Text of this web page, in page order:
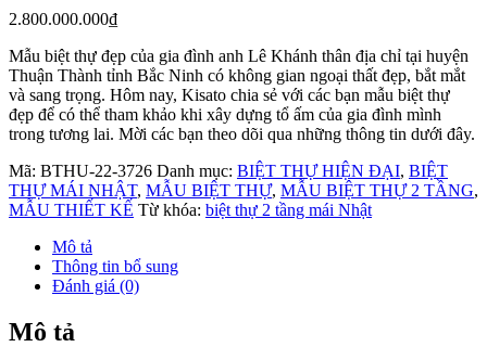
2.800.000.000₫
Mẫu biệt thự đẹp của gia đình anh Lê Khánh thân địa chỉ tại huyện
Thuận Thành tỉnh Bắc Ninh có không gian ngoại thất đẹp, bắt mắt
và sang trọng. Hôm nay, Kisato chia sẻ với các bạn mẫu biệt thự
đẹp để có thể tham khảo khi xây dựng tổ ấm của gia đình mình
trong tương lai. Mời các bạn theo dõi qua những thông tin dưới đây.
Mã: BTHU-22-3726 Danh mục: BIỆT THỰ HIỆN ĐẠI, BIỆT
THỰ MÁI NHẬT, MẪU BIỆT THỰ, MẪU BIỆT THỰ 2 TẦNG,
MẪU THIẾT KẾ Từ khóa: biệt thự 2 tầng mái Nhật
Mô tả
Thông tin bổ sung
Đánh giá (0)
Mô tả